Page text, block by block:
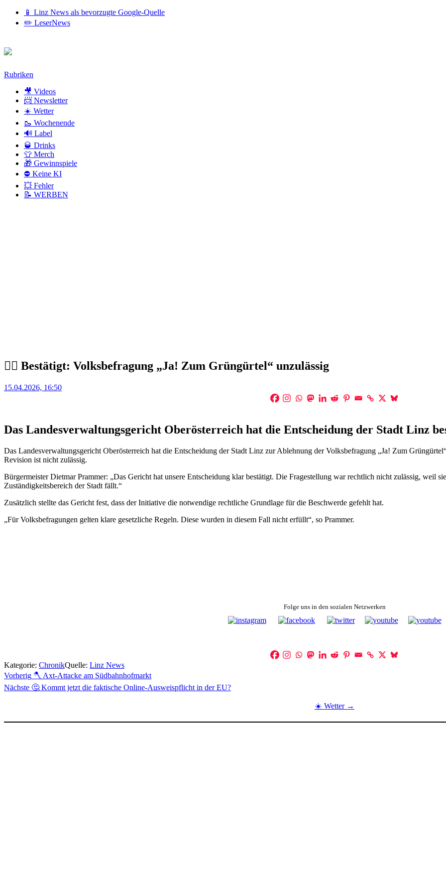
📱 Linz News als bevorzugte Google-Quelle
✏️ LeserNews
Zum
Rubriken
🎥 Videos
📨 Newsletter
☀️ Wetter
🥾 Wochenende
🔊 Label
🥃 Drinks
👕 Merch
🎁 Gewinnspiele
⛔ Keine KI
💥 Fehler
📝 WERBEN
🧑‍⚖️ Bestätigt: Volksbefragung „Ja! Zum Grüngürtel“ unzulässig
Posted
15.04.2026, 16:50
Das Landesverwaltungsgericht Oberösterreich hat die Entscheidung der Stadt Linz
Das Landesverwaltungsgericht Oberösterreich hat die Entscheidung der Stadt Linz zur Ablehnung der Volksbefragung „Ja! Zum
Revision ist nicht zulässig.
Bürgermeister Dietmar Prammer: „Das Gericht hat unsere Entscheidung klar bestätigt. Die Fragestellung war rechtlich nicht zulässig, weil
Zuständigkeitsbereich der Stadt fällt.“
Zusätzlich stellte das Gericht fest, dass der Initiative die notwendige rechtliche Grundlage für die Beschwerde gefehlt hat.
„Für Volksbefragungen gelten klare gesetzliche Regeln. Diese wurden in diesem Fall nicht erfüllt“, so Prammer.
Folge uns in den sozialen Netzwerken
Kategorie: ChronikQuelle: Linz News
Beitragsnavigation
Vorherig 🪓 Axt-Attacke am Südbahnhofmarkt
Nächste 🤔 Kommt jetzt die faktische Online-Ausweispflicht in der EU?
☀️ Wetter →